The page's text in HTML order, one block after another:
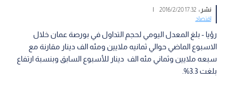
نشر :17:32 2016/2/20
|
اقتصاد
رؤيا - بلغ المعدل اليومي لحجم التداول في بورصة عمان خلال
الاسبوع الماضي حوالي ثمانيه ملايين ومئه الف دينار مقارنة مع
سبعه ملايين وثماني مئه الف دينار للأسبوع السابق وبنسبة ارتفاع
بلغت 3.3%.